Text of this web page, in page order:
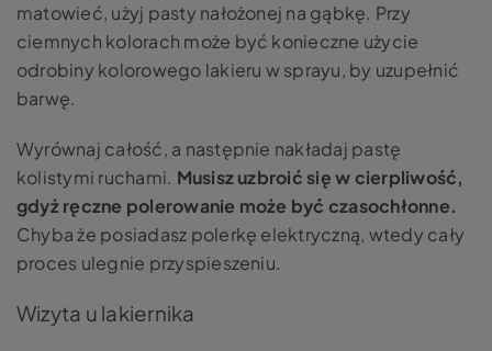
matowieć, użyj pasty nałożonej na gąbkę. Przy
ciemnych kolorach może być konieczne użycie
odrobiny kolorowego lakieru w sprayu, by uzupełnić
barwę.
Wyrównaj całość, a następnie nakładaj pastę
kolistymi ruchami. Musisz uzbroić się w cierpliwość,
gdyż ręczne polerowanie może być czasochłonne.
Chyba że posiadasz polerkę elektryczną, wtedy cały
proces ulegnie przyspieszeniu.
Wizyta u lakiernika